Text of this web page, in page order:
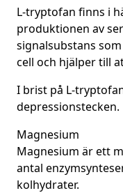
L-tryptofan finns i
produktionen av
signalsubstans
cell och hjälper till
I brist på L-
depressionstecken.
Magnesium
Magnesium är ett
antal
kolhydrater.